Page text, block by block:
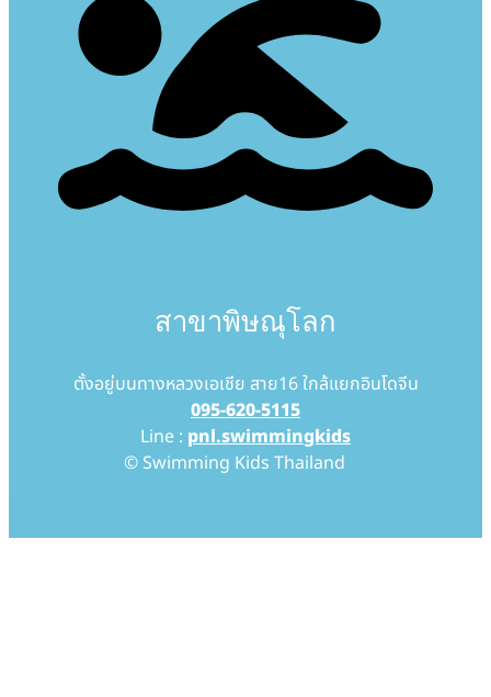
สาขาพิษณุโลก
ตั้งอยู่บนทางหลวงเอเชีย สาย16 ใกล้แยกอินโดจีน
095-620-5115
Line : pnl.swimmingkids
© Swimming Kids Thailand